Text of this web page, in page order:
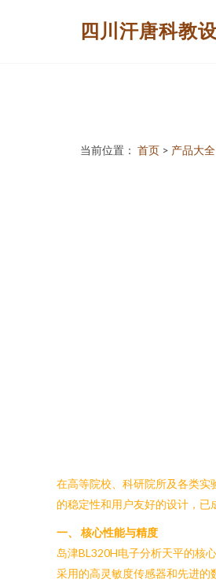
四川汗唐科教
当前位置： 首页 > 产品大全
在高等院校、科研院所及各类实
的稳定性和用户友好的设计，已
一、 核心性能与精度
岛津BL320H电子分析天平的核
采用的高灵敏度传感器和先进